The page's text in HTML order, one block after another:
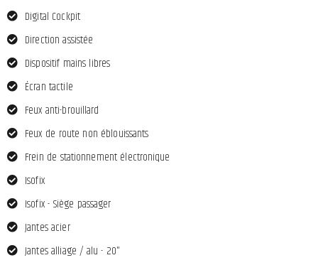
Digital Cockpit
Direction assistée
Dispositif mains libres
Écran tactile
Feux anti-brouillard
Feux de route non éblouissants
Frein de stationnement électronique
Isofix
Isofix - Siège passager
Jantes acier
Jantes alliage / alu - 20"